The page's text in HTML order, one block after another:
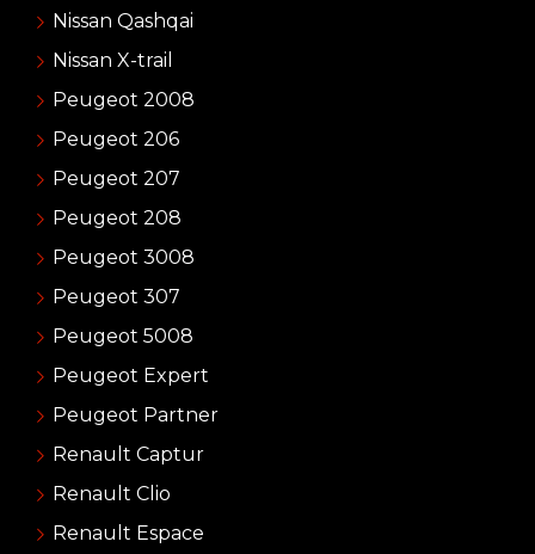
Nissan Qashqai
Nissan X-trail
Peugeot 2008
Peugeot 206
Peugeot 207
Peugeot 208
Peugeot 3008
Peugeot 307
Peugeot 5008
Peugeot Expert
Peugeot Partner
Renault Captur
Renault Clio
Renault Espace